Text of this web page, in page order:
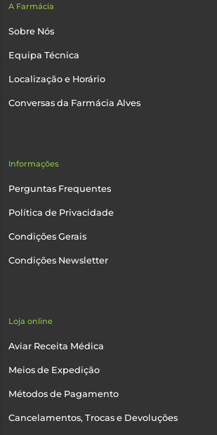
A Farmácia
Sobre Nós
Equipa Técnica
Localização e Horário
Conversas da Farmácia Alves
Informações
Perguntas Frequentes
Política de Privacidade
Condições Gerais
Condições Newsletter
Loja online
Aviar Receita Médica
Meios de Expedição
Métodos de Pagamento
Cancelamentos, Trocas e Devoluções